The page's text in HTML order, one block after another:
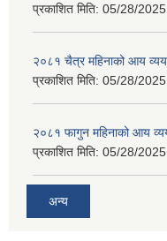
प्रकाशित मिति: 05/28/
२०८१ चैत्र महिनाको आय
प्रकाशित मिति: 05/28/
२०८१ फागुन महिनाको आय
प्रकाशित मिति: 05/28/
अन्य